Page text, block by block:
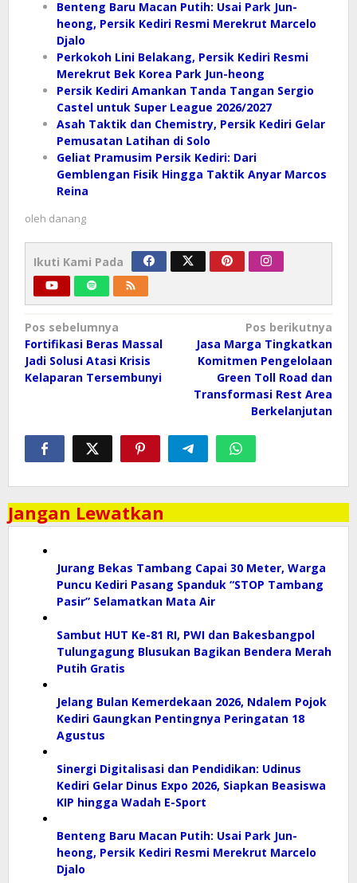
Benteng Baru Macan Putih: Usai Park Jun-
heong, Persik Kediri Resmi Merekrut Marcelo
Djalo
Perkokoh Lini Belakang, Persik Kediri Resmi
Merekrut Bek Korea Park Jun-heong
Persik Kediri Amankan Tanda Tangan Sergio
Castel untuk Super League 2026/2027
Asah Taktik dan Chemistry, Persik Kediri Gelar
Pemusatan Latihan di Solo
Geliat Pramusim Persik Kediri: Dari
Gemblengan Fisik Hingga Taktik Anyar Marcos
Reina
oleh danang
Ikuti Kami Pada
Navigasi
pos
Pos sebelumnya
Fortifikasi Beras Massal
Jadi Solusi Atasi Krisis
Kelaparan Tersembunyi
Pos berikutnya
Jasa Marga Tingkatkan
Komitmen Pengelolaan
Green Toll Road dan
Transformasi Rest Area
Berkelanjutan
Jangan Lewatkan
Jurang Bekas Tambang Capai 30 Meter, Warga
Puncu Kediri Pasang Spanduk “STOP Tambang
Pasir” Selamatkan Mata Air
Sambut HUT Ke-81 RI, PWI dan Bakesbangpol
Tulungagung Blusukan Bagikan Bendera Merah
Putih Gratis
Jelang Bulan Kemerdekaan 2026, Ndalem Pojok
Kediri Gaungkan Pentingnya Peringatan 18
Agustus
Sinergi Digitalisasi dan Pendidikan: Udinus
Kediri Gelar Dinus Expo 2026, Siapkan Beasiswa
KIP hingga Wadah E-Sport
Benteng Baru Macan Putih: Usai Park Jun-
heong, Persik Kediri Resmi Merekrut Marcelo
Djalo